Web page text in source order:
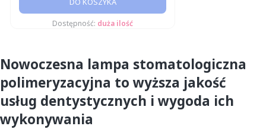
Dostępność: duża ilość
Nowoczesna lampa stomatologiczna
polimeryzacyjna to wyższa jakość
usług dentystycznych i wygoda ich
wykonywania